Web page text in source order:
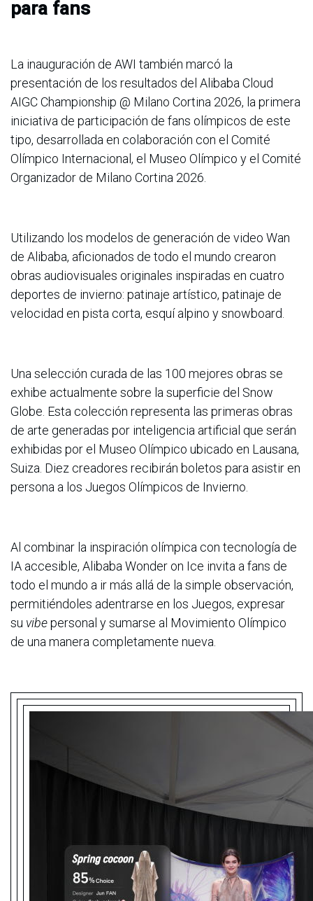
para fans
La inauguración de AWI también marcó la
presentación de los resultados del Alibaba Cloud
AIGC Championship @ Milano Cortina 2026, la primera
iniciativa de participación de fans olímpicos de este
tipo, desarrollada en colaboración con el Comité
Olímpico Internacional, el Museo Olímpico y el Comité
Organizador de Milano Cortina 2026.
Utilizando los modelos de generación de video Wan
de Alibaba, aficionados de todo el mundo crearon
obras audiovisuales originales inspiradas en cuatro
deportes de invierno: patinaje artístico, patinaje de
velocidad en pista corta, esquí alpino y snowboard.
Una selección curada de las 100 mejores obras se
exhibe actualmente sobre la superficie del Snow
Globe. Esta colección representa las primeras obras
de arte generadas por inteligencia artificial que serán
exhibidas por el Museo Olímpico ubicado en Lausana,
Suiza. Diez creadores recibirán boletos para asistir en
persona a los Juegos Olímpicos de Invierno.
Al combinar la inspiración olímpica con tecnología de
IA accesible, Alibaba Wonder on Ice invita a fans de
todo el mundo a ir más allá de la simple observación,
permitiéndoles adentrarse en los Juegos, expresar
su vibepersonal y sumarse al Movimiento Olímpico
de una manera completamente nueva.